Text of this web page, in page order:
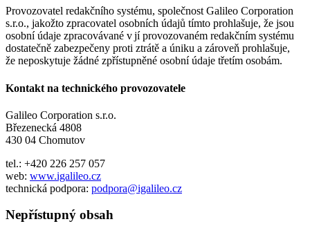
Provozovatel redakčního systému, společnost Galileo Corporation
s.r.o., jakožto zpracovatel osobních údajů tímto prohlašuje, že jsou
osobní údaje zpracovávané v jí provozovaném redakčním systému
dostatečně zabezpečeny proti ztrátě a úniku a zároveň prohlašuje,
že neposkytuje žádné zpřístupněné osobní údaje třetím osobám.
Kontakt na technického provozovatele
Galileo Corporation s.r.o.
Březenecká 4808
430 04 Chomutov
tel.: +420 226 257 057
web: www.igalileo.cz
technická podpora: podpora@igalileo.cz
Nepřístupný obsah